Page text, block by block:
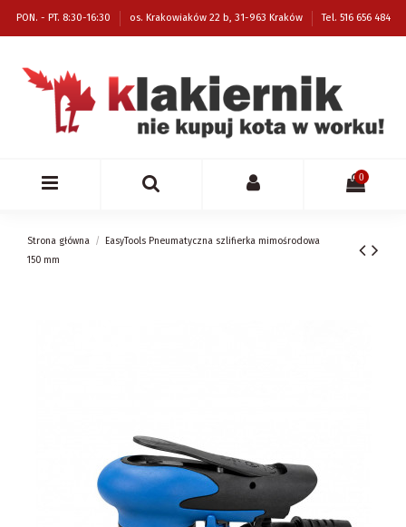
PON. - PT. 8:30-16:30 os. Krakowiaków 22 b, 31-963 Kraków Tel. 516 656 484
0
Strona główna
EasyTools Pneumatyczna szlifierka mimośrodowa
150 mm